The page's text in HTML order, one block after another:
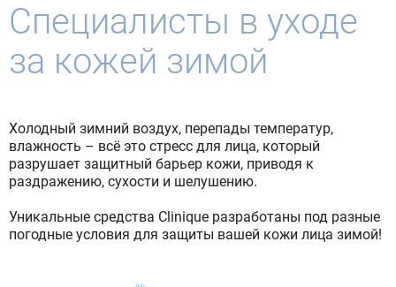
Специалисты в уходе
за кожей зимой
Холодный зимний воздух, перепады температур,
влажность – всё это стресс для лица, который
разрушает защитный барьер кожи, приводя к
раздражению, сухости и шелушению.
Уникальные средства Clinique разработаны под разные
погодные условия для защиты вашей кожи лица зимой!